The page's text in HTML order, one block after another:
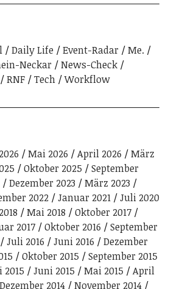
Daily Life Event-Radar
Me.
Neckar
News-Check
RNF Tech Workflow
Mai 2026 April 2026
März
Oktober 2025
September
Dezember 2023
März 2023
2022 Januar 2021
Juli 2020
Mai 2018
Oktober 2017
2017 Oktober 2016
September
Juli 2016 Juni 2016
Dezember
Oktober 2015
September 2015
2015 Juni 2015 Mai 2015
April
Dezember 2014
November 2014